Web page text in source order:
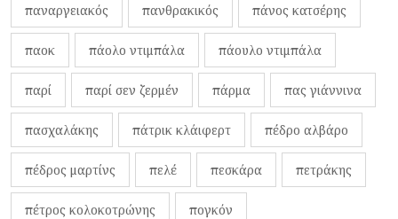
παναργειακός πανθρακικός πάνος κατσέρης
παοκ πάολο ντιμπάλα πάουλο ντιμπάλα
παρί παρί σεν ζερμέν πάρμα πας γιάννινα
πασχαλάκης πάτρικ κλάιφερτ πέδρο αλβάρο
πέδρος μαρτίνς πελέ πεσκάρα πετράκης
πέτρος κολοκοτρώνης πογκόν